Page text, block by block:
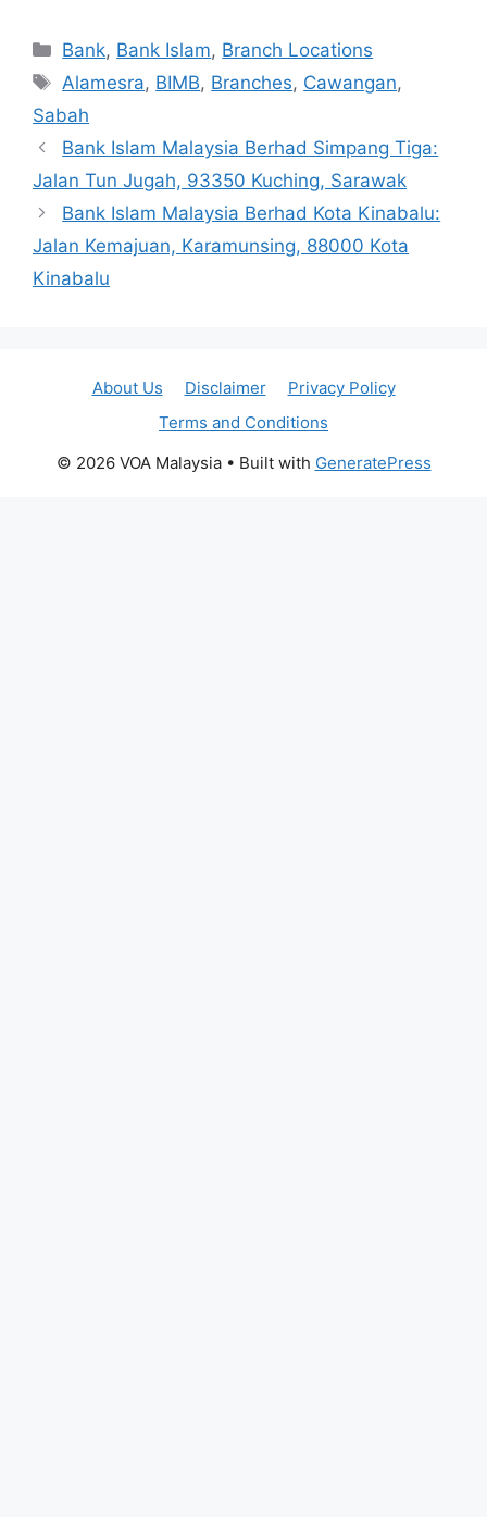
Categories
Bank, Bank Islam, Branch Locations
Tags
Alamesra, BIMB, Branches, Cawangan,
Sabah
Bank Islam Malaysia Berhad Simpang Tiga:
Jalan Tun Jugah, 93350 Kuching, Sarawak
Bank Islam Malaysia Berhad Kota Kinabalu:
Jalan Kemajuan, Karamunsing, 88000 Kota
Kinabalu
About Us Disclaimer
Privacy Policy
Terms and Conditions
© 2026 VOA Malaysia• Built with GeneratePress